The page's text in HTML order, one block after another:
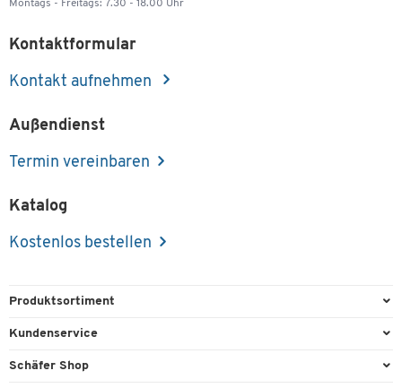
Montags - Freitags: 7.30 - 18.00 Uhr
Kontaktformular
Kontakt aufnehmen
Außendienst
Termin vereinbaren
Katalog
Kostenlos bestellen
Produktsortiment
Büroausstattung
Kundenservice
Direktbestellung
Schäfer Shop